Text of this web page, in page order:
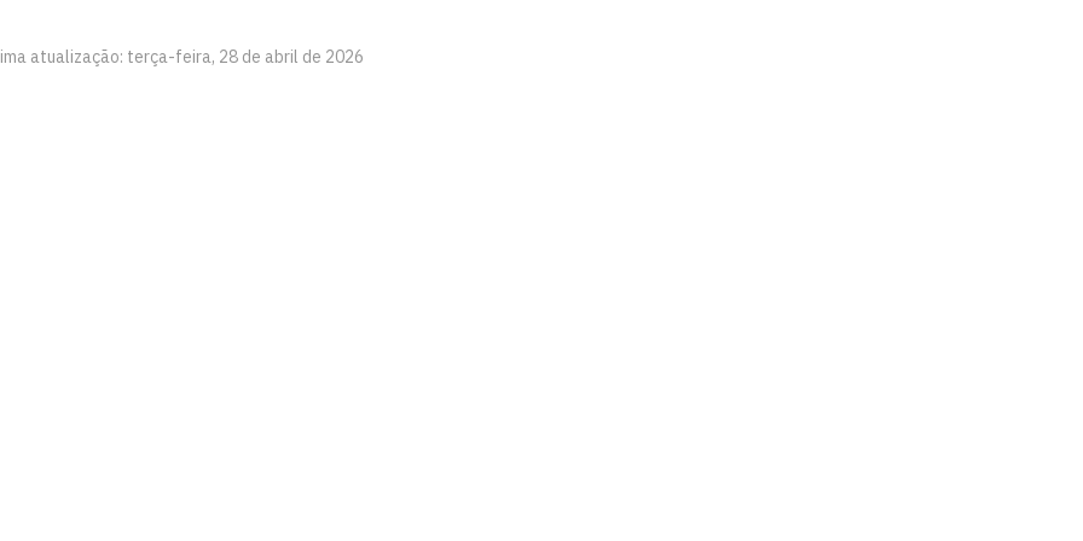
atualização: terça-feira, 28 de abril de 2026